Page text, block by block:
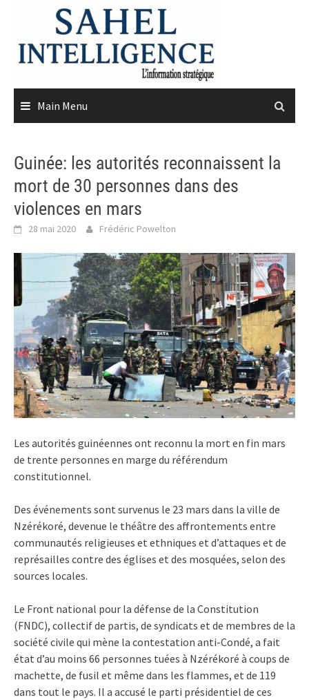
content
Main Menu
Guinée: les autorités reconnaissent la
mort de 30 personnes dans des
violences en mars
28 mai 2020 Frédéric Powelton
Les autorités guinéennes ont reconnu la mort en fin mars
de trente personnes en marge du référendum
constitutionnel.
Des événements sont survenus le 23 mars dans la ville de
Nzérékoré, devenue le théâtre des affrontements entre
communautés religieuses et ethniques et d’attaques et de
représailles contre des églises et des mosquées, selon des
sources locales.
Le Front national pour la défense de la Constitution
(FNDC), collectif de partis, de syndicats et de membres de la
société civile qui mène la contestation anti-Condé, a fait
état d’au moins 66 personnes tuées à Nzérékoré à coups de
machette, de fusil et même dans les flammes, et de 119
dans tout le pays. Il a accusé le parti présidentiel de ces